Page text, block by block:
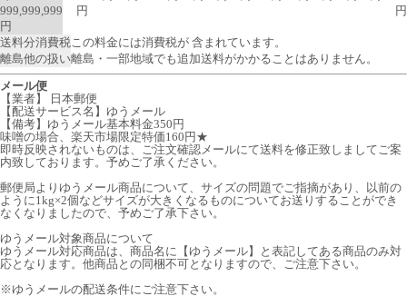
999,999,999
円
円
円
送料分消費税この料金には消費税が 含まれています。
離島他の扱い離島・一部地域でも追加送料がかかることはありません。
メール便
【業者】 日本郵便
【配送サービス名】ゆうメール
【備考】ゆうメール基本料金350円
味噌の場合、楽天市場限定特価160円★
即時反映されないものは、ご注文確認メールにて送料を修正致しましてご案
内致しております。予めご了承ください。
郵便局よりゆうメール商品について、サイズの問題でご指摘があり、以前の
ように1kg×2個などサイズが大きくなるものについてお送りすることができ
なくなりましたので、予めご了承下さい。
ゆうメール対象商品について
ゆうメール対応商品は、商品名に【ゆうメール】と表記してある商品のみ対
応となります。他商品との同梱不可となりますので、ご注意下さい。
※ゆうメールの配送条件にご注意下さい。